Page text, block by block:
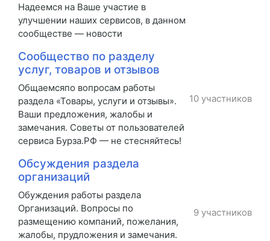
Надеемся на Ваше участие в
улучшении наших сервисов, в данном
сообществе — новости
Сообщество по разделу
услуг, товаров и отзывов
Общаемсяпо вопросам работы
раздела «Товары, услуги и отзывы».
Ваши предложения, жалобы и
замечания. Советы от пользователей
сервиса Бурза.РФ — не стесняйтесь!
10 участников
Обсуждения раздела
организаций
Обуждения работы раздела
Организаций. Вопросы по
размещению компаний, пожелания,
жалобы, прудложения и замечания.
9 участников